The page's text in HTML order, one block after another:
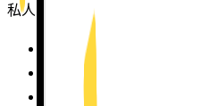
私人导师
每月约 $400
耐心因人而异